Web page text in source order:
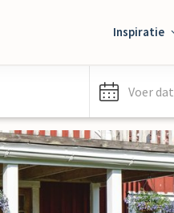
Inspiratie
Voer